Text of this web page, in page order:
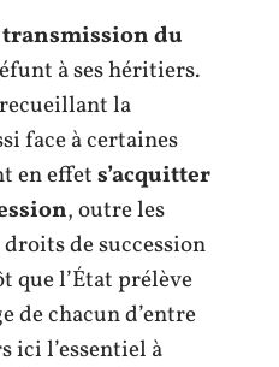
transmission du
à ses héritiers.
la
face à certaines
en effets’acquitter
, outre les
de succession
que l’État prélève
de chacun d’entre
ici l’essentiel à